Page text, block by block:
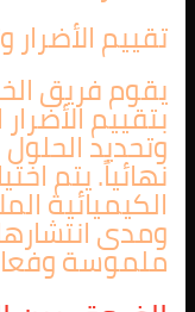
تقييم
يقوم فريق
بتقييم
وتحديد
نهائياً. يتم
الكيميائية
ومدى
ملموسة